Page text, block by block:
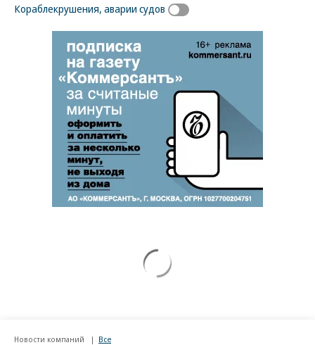
Кораблекрушения, аварии судов
Новости компаний Все